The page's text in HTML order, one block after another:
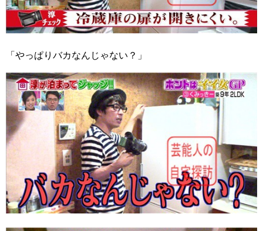
「やっぱりバカなんじゃない？」